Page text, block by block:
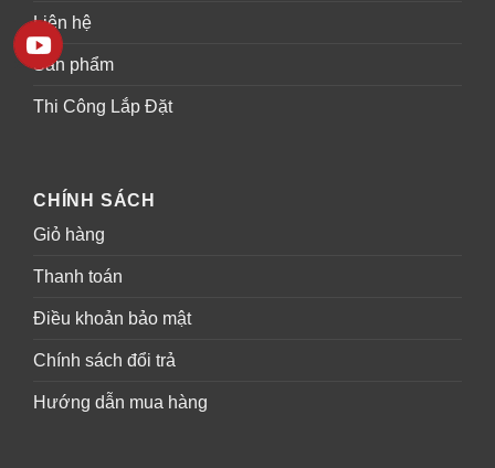
Liên hệ
Sản phẩm
Thi Công Lắp Đặt
CHÍNH SÁCH
Giỏ hàng
Thanh toán
Điều khoản bảo mật
Chính sách đổi trả
Hướng dẫn mua hàng